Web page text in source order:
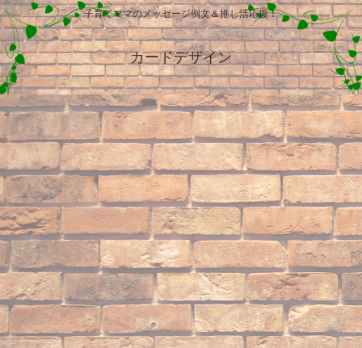
子育てママのメッセージ例文＆推し活応援！
カードデザイン